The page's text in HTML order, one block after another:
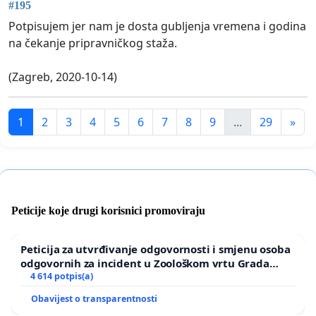
#195
Potpisujem jer nam je dosta gubljenja vremena i godina
na čekanje pripravničkog staža.
(Zagreb, 2020-10-14)
1 2 3 4 5 6 7 8 9 ... 29 »
Peticije koje drugi korisnici promoviraju
Peticija za utvrđivanje odgovornosti i smjenu osoba
odgovornih za incident u Zoološkom vrtu Grada
Zagreba
4 614 potpis(a)
Obavijest o transparentnosti